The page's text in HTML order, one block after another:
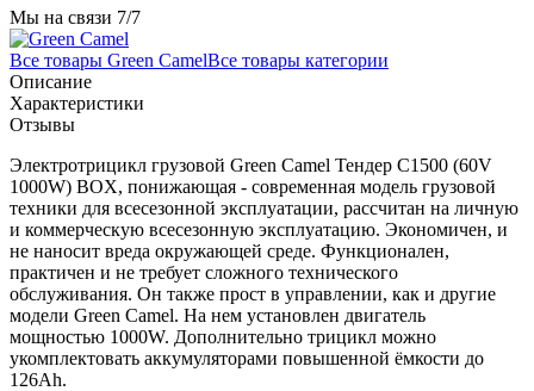
Мы на связи 7/7
Все товары Green CamelВсе товары категории
Описание
Характеристики
Отзывы
Электротрицикл грузовой Green Camel Тендер C1500 (60V
1000W) BOX, понижающая - современная модель грузовой
техники для всесезонной эксплуатации, рассчитан на личную
и коммерческую всесезонную эксплуатацию. Экономичен, и
не наносит вреда окружающей среде. Функционален,
практичен и не требует сложного технического
обслуживания. Он также прост в управлении, как и другие
модели Green Camel. На нем установлен двигатель
мощностью 1000W. Дополнительно трицикл можно
укомплектовать аккумуляторами повышенной ёмкости до
126Ah.